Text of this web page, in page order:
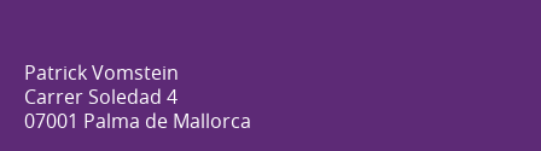
Patrick Vomstein
Carrer Soledad 4
07001 Palma de Mallorca